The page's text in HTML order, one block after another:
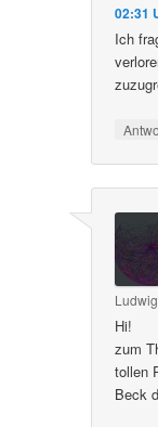
02:31
Ich
Hi!
zum
tollen
Beck